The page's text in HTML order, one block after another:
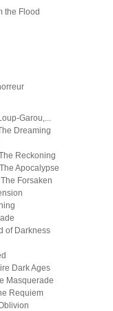
the Flood
Garou,...
Dreaming
Reckoning
Apocalypse
Forsaken
of Darkness
Dark Ages
Masquerade
Requiem